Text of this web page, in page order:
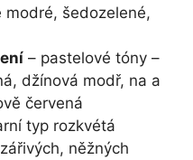
modré, šedozelené,
– pastelové tóny –
džínová modř, na a
červená
typ rozkvétá
něžných